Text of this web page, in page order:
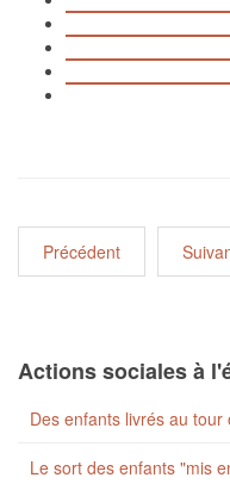
Précédent
Actions sociales à
Des enfants livrés au tour
Le sort des enfants "mis